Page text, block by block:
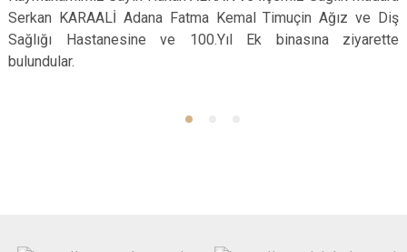
Kozan
Pozantı
Çukurova
Serkan KARAALİ Adana Fatma Kemal Timuçin Ağız ve Diş
Sağlığı Hastanesine ve 100.Yıl Ek binasına ziyarette
bulundular.